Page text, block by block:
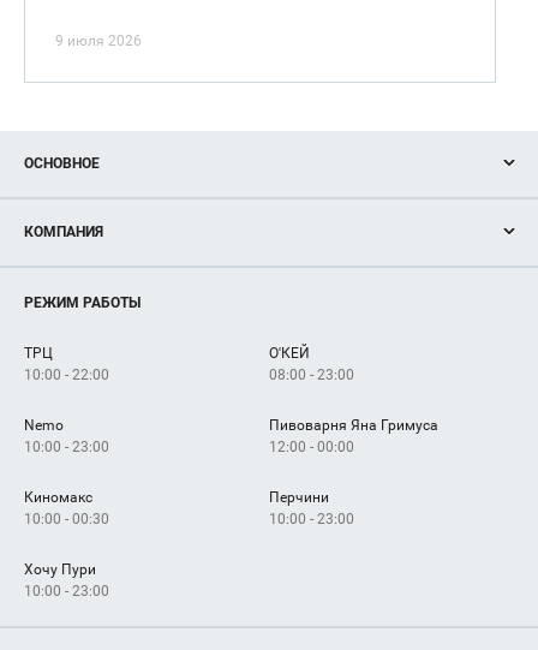
9 июля 2026
ОСНОВНОЕ
Новости
Магазины
Услуги
КОМПАНИЯ
Рекламодателям
Как добраться
РЕЖИМ РАБОТЫ
ТРЦ
10:00 - 22:00
О'КЕЙ
08:00 - 23:00
Nemo
10:00 - 23:00
Пивоварня Яна Гримуса
12:00 - 00:00
Киномакс
10:00 - 00:30
Перчини
10:00 - 23:00
Хочу Пури
10:00 - 23:00